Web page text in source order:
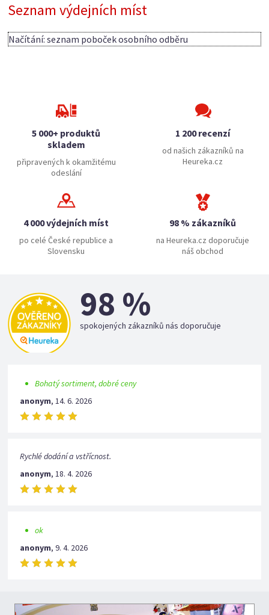
Seznam výdejních míst
Načítání: seznam poboček osobního odběru
5 000+ produktů
skladem
připravených k okamžitému
odeslání
1 200 recenzí
od našich zákazníků na
Heureka.cz
4 000 výdejních míst
po celé České republice a
Slovensku
98 % zákazníků
na Heureka.cz doporučuje
náš obchod
98 %
spokojených zákazníků nás doporučuje
Bohatý sortiment, dobré ceny
anonym,14. 6. 2026
Rychlé dodání a vstřícnost.
anonym,18. 4. 2026
ok
anonym,9. 4. 2026